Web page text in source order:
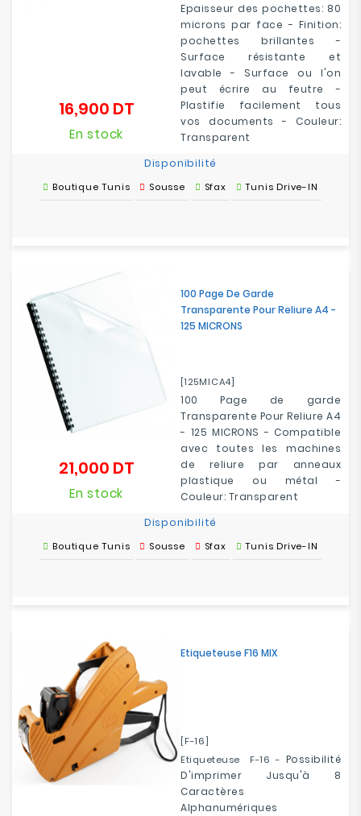
Epaisseur des pochettes: 80
microns par face - Finition:
pochettes brillantes -
Surface résistante et
lavable - Surface ou l'on
peut écrire au feutre -
Plastifie facilement tous
vos documents - Couleur:
Transparent
16,900 DTPrix
En stock
Disponibilité
Boutique Tunis Sousse Sfax Tunis Drive-IN
100 Page De Garde
Transparente Pour Reliure A4 -
125 MICRONS
[125MICA4]
100 Page de garde
Transparente Pour Reliure A4
- 125 MICRONS - Compatible
avec toutes les machines
de reliure par anneaux
plastique ou métal -
Couleur: Transparent
21,000 DTPrix
En stock
Disponibilité
Boutique Tunis Sousse Sfax Tunis Drive-IN
Etiqueteuse F16 MIX
[F-16]
Etiqueteuse F-16 - Possibilité
D'imprimer Jusqu'à 8
Caractères
Alphanumériques